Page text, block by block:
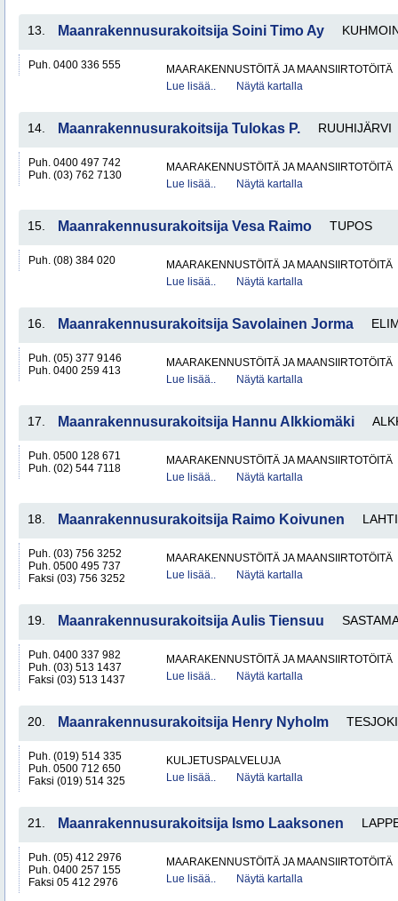
13. Maanrakennusurakoitsija Soini Timo Ay
Puh. 0400 336 555
MAARAKENNUSTÖITÄ JA MAANSIIRTOTÖITÄ
Lue lisää..
Näytä kartalla
14. Maanrakennusurakoitsija Tulokas P. RUUHIJÄRVI
Puh. 0400 497 742
Puh. (03) 762 7130
MAARAKENNUSTÖITÄ JA MAANSIIRTOTÖITÄ
Lue lisää..
Näytä kartalla
15. Maanrakennusurakoitsija Vesa Raimo TUPOS
Puh. (08) 384 020
MAARAKENNUSTÖITÄ JA MAANSIIRTOTÖITÄ
Lue lisää..
Näytä kartalla
16. Maanrakennusurakoitsija Savolainen Jorma
Puh. (05) 377 9146
Puh. 0400 259 413
MAARAKENNUSTÖITÄ JA MAANSIIRTOTÖITÄ
Lue lisää..
Näytä kartalla
17. Maanrakennusurakoitsija Hannu Alkkiomäki
Puh. 0500 128 671
Puh. (02) 544 7118
MAARAKENNUSTÖITÄ JA MAANSIIRTOTÖITÄ
Lue lisää..
Näytä kartalla
18. Maanrakennusurakoitsija Raimo Koivunen LAHTI
Puh. (03) 756 3252
Puh. 0500 495 737
Faksi (03) 756 3252
MAARAKENNUSTÖITÄ JA MAANSIIRTOTÖITÄ
Lue lisää..
Näytä kartalla
19. Maanrakennusurakoitsija Aulis Tiensuu
Puh. 0400 337 982
Puh. (03) 513 1437
Faksi (03) 513 1437
MAARAKENNUSTÖITÄ JA MAANSIIRTOTÖITÄ
Lue lisää..
Näytä kartalla
20. Maanrakennusurakoitsija Henry Nyholm TESJOKI
Puh. (019) 514 335
Puh. 0500 712 650
Faksi (019) 514 325
KULJETUSPALVELUJA
Lue lisää..
Näytä kartalla
21. Maanrakennusurakoitsija Ismo Laaksonen
Puh. (05) 412 2976
Puh. 0400 257 155
Faksi 05 412 2976
MAARAKENNUSTÖITÄ JA MAANSIIRTOTÖITÄ
Lue lisää..
Näytä kartalla